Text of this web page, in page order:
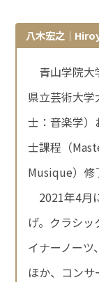
八木宏之｜
青山学院大
県立芸術大
士：音楽学
士課程（
Musique）修
2021年4月
げ。クラシ
イナーノーツ
ほか、コン